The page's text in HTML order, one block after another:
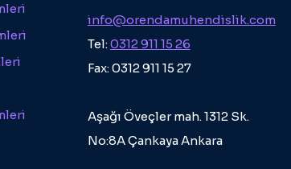
info@orendamuhendislik.com
Tel:0312 911 15 26
Fax: 0312 911 15 27
Aşağı Öveçler mah. 1312 Sk.
No:8A Çankaya Ankara